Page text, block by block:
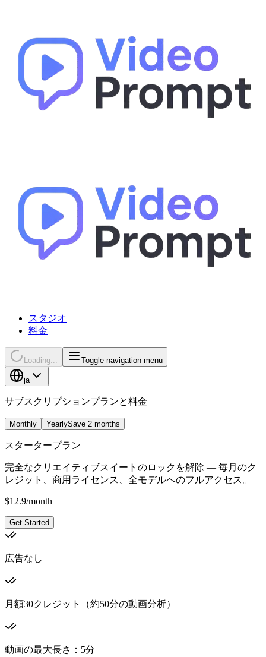
スタジオ
料金
Loading... Toggle navigation menu
ja
サブスクリプションプランと料金
Monthly YearlySave 2 months
スタータープラン
完全なクリエイティブスイートのロックを解除 — 毎月のク
レジット、商用ライセンス、全モデルへのフルアクセス。
$12.9/month
Get Started
広告なし
月額30クレジット（約50分の動画分析）
動画の最大長さ：5分